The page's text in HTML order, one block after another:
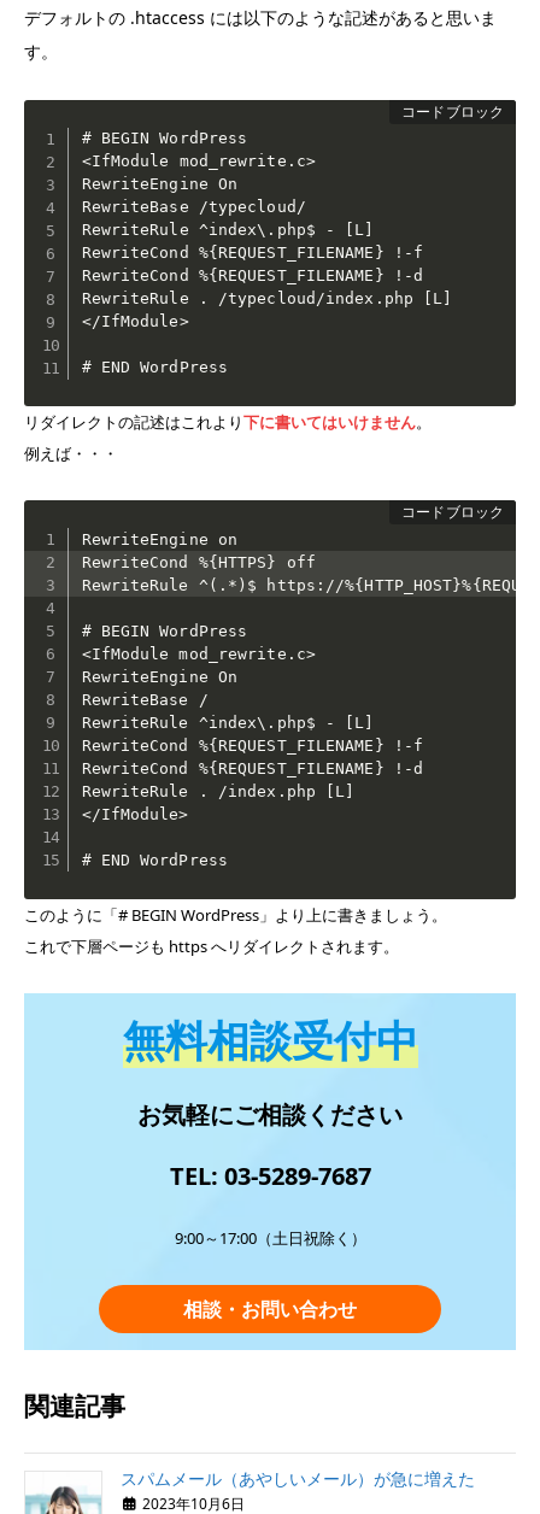
デフォルトの .htaccess には以下のような記述があると思いま
す。
# BEGIN WordPress
<IfModule mod_rewrite.c>
RewriteEngine On
RewriteBase /typecloud/
RewriteRule ^index\.php$ - [L]
RewriteCond %{REQUEST_FILENAME} !-f
RewriteCond %{REQUEST_FILENAME} !-d
RewriteRule . /typecloud/index.php [L]
</IfModule>
# END WordPress
リダイレクトの記述はこれより下に書いてはいけません。
例えば・・・
RewriteEngine on
RewriteCond %{HTTPS} off
RewriteRule ^(.*)$ https://
# BEGIN WordPress
<IfModule mod_rewrite.c>
RewriteEngine On
RewriteBase /
RewriteRule ^index\.php$ - [L]
RewriteCond %{REQUEST_FILENAME} !-f
RewriteCond %{REQUEST_FILENAME} !-d
RewriteRule . /index.php [L]
</IfModule>
# END WordPress
このように「# BEGIN WordPress」より上に書きましょう。
これで下層ページも https へリダイレクトされます。
無料相談受付中
お気軽にご相談ください
TEL: 03-5289-7687
9:00～17:00（土日祝除く）
相談・お問い合わせ
関連記事
スパムメール（あやしいメール）が急に増えた
2023年10月6日